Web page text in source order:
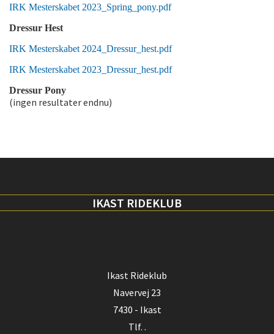
IRK Mesterskabet 2023_Spring_pony.pdf
Dressur Hest
IRK Mesterskabet 2024_Dressur_hest.pdf
IRK Mesterskabet 2023_Dressur_hest.pdf
Dressur Pony
(ingen resultater endnu)
IKAST RIDEKLUB
Ikast Rideklub
Navervej 23
7430 - Ikast
Tlf. .